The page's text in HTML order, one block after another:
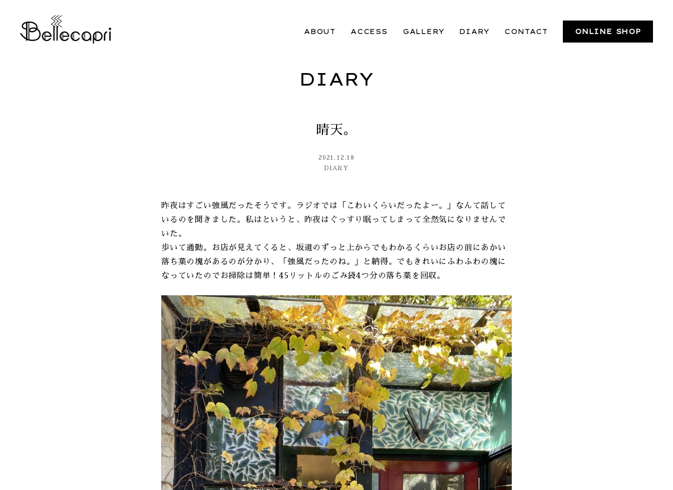
ABOUT ACCESS GALLERY DIARY CONTACT ONLINE SHOP
DIARY
晴天。
2021.12.18
DIARY
昨夜はすごい強風だったそうです。ラジオでは「こわいくらいだったよー。」なんて話して
いるのを聞きました。私はというと、昨夜はぐっすり眠ってしまって全然気になりませんで
いた。
歩いて通勤。お店が見えてくると、坂道のずっと上からでもわかるくらいお店の前にあかい
落ち葉の塊があるのが分かり、「強風だったのね。」と納得。でもきれいにふわふわの塊に
なっていたのでお掃除は簡単！45リットルのごみ袋4つ分の落ち葉を回収。